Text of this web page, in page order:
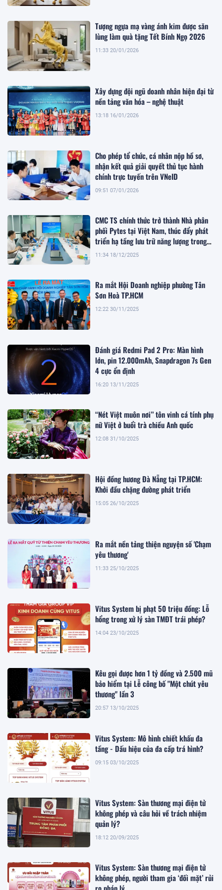
Tượng ngựa mạ vàng ánh kim được săn
lùng làm quà tặng Tết Bính Ngọ 2026
11:33 20/01/2026
Xây dựng đội ngũ doanh nhân hiện đại từ
nền tảng văn hóa – nghệ thuật
13:18 16/01/2026
Cho phép tổ chức, cá nhân nộp hồ sơ,
nhận kết quả giải quyết thủ tục hành
chính trực tuyến trên VNeID
09:51 07/01/2026
CMC TS chính thức trở thành Nhà phân
phối Pytes tại Việt Nam, thúc đẩy phát
triển hạ tầng lưu trữ năng lượng trong
giai đoạn chuyển dịch xanh
11:34 18/12/2025
Ra mắt Hội Doanh nghiệp phường Tân
Sơn Hoà TP.HCM
12:22 30/11/2025
Đánh giá Redmi Pad 2 Pro: Màn hình
lớn, pin 12.000mAh, Snapdragon 7s Gen
4 cực ổn định
16:20 13/11/2025
“Nét Việt muôn nơi” tôn vinh cá tính phụ
nữ Việt ở buổi trà chiều Anh quốc
12:08 31/10/2025
Hội đồng hương Đà Nẵng tại TP.HCM:
Khởi đầu chặng đường phát triển
15:05 26/10/2025
Ra mắt nền tảng thiện nguyện số 'Chạm
yêu thương'
11:33 25/10/2025
Vitus System bị phạt 50 triệu đồng: Lỗ
hổng trong xử lý sàn TMĐT trái phép?
14:04 23/10/2025
Kêu gọi được hơn 1 tỷ đồng và 2.500 mũ
bảo hiểm tại Lễ công bố "Một chút yêu
thương" lần 3
20:57 13/10/2025
Vitus System: Mô hình chiết khấu đa
tầng - Dấu hiệu của đa cấp trá hình?
09:15 03/10/2025
Vitus System: Sàn thương mại điện tử
không phép và câu hỏi về trách nhiệm
quản lý?
18:12 20/09/2025
Vitus System: Sàn thương mại điện tử
không phép, người tham gia ‘đối mặt’ rủi